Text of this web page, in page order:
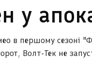
у
в першому сезоні
Волт-Тек не